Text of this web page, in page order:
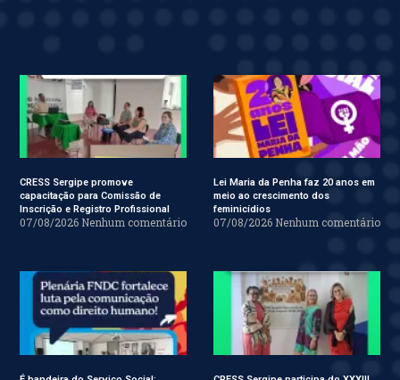
CRESS Sergipe promove
capacitação para Comissão de
Inscrição e Registro Profissional
07/08/2026 Nenhum comentário
Lei Maria da Penha faz 20 anos em
meio ao crescimento dos
feminicídios
07/08/2026 Nenhum comentário